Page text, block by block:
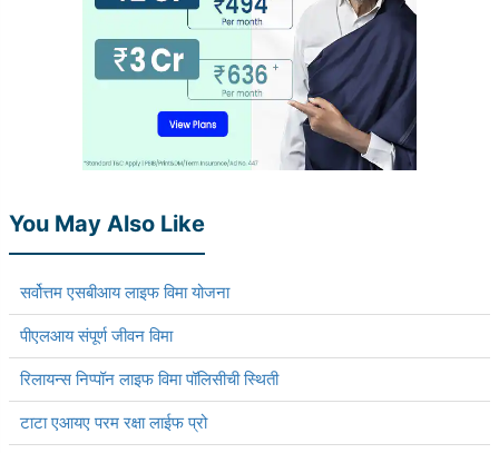
You May Also Like
सर्वोत्तम एसबीआय लाइफ विमा योजना
पीएलआय संपूर्ण जीवन विमा
रिलायन्स निप्पॉन लाइफ विमा पॉलिसीची स्थिती
टाटा एआयए परम रक्षा लाईफ प्रो